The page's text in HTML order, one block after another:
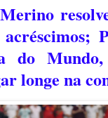
do
longe na